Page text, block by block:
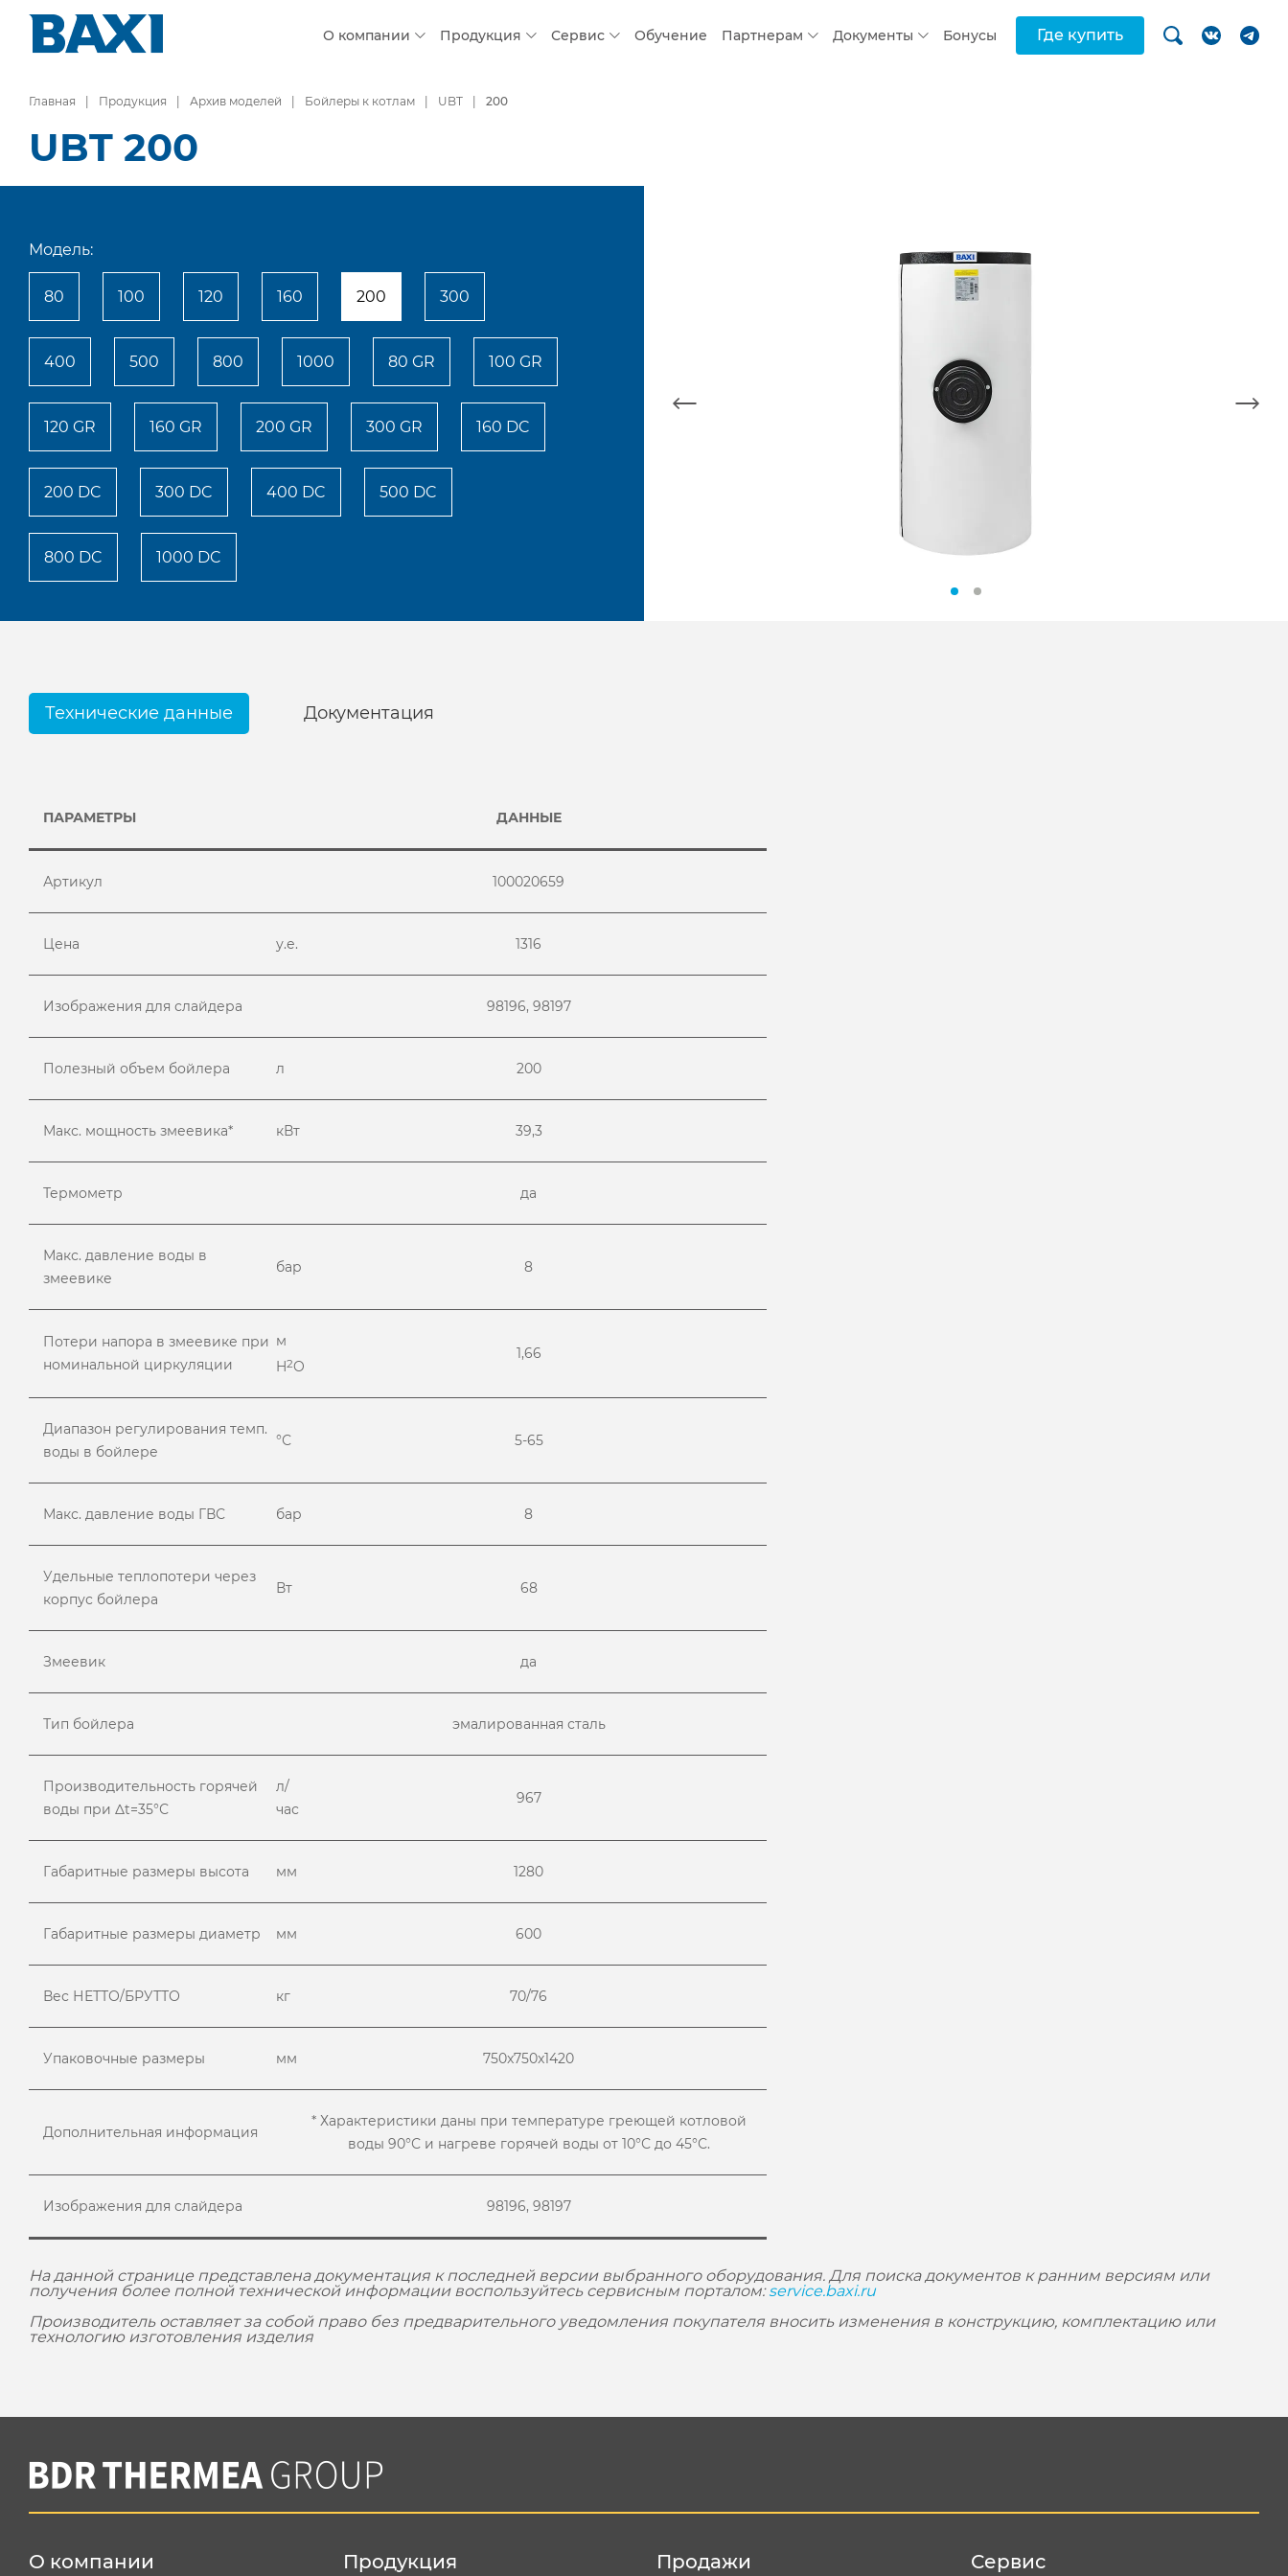
О компании Продукция Сервис Обучение Партнерам Документы Бонусы Где купить
Главная Продукция Архив моделей Бойлеры к котлам UBT 200
UBT 200
Модель:
80 100 120 160 200 300
400 500 800 1000 80 GR 100 GR
120 GR 160 GR 200 GR 300 GR 160 DC
200 DC 300 DC 400 DC 500 DC
800 DC 1000 DC
Технические данные Документация
ПАРАМЕТРЫ ДАННЫЕ
Артикул 100020659
Цена у.е. 1316
Изображения для слайдера 98196, 98197
Полезный объем бойлера л 200
Макс. мощность змеевика* кВт 39,3
Термометр да
Макс. давление воды в
змеевике
бар 8
Потери напора в змеевике при
номинальной циркуляции
м
H2O
1,66
Диапазон регулирования темп.
воды в бойлере
°С 5-65
Макс. давление воды ГВС бар 8
Удельные теплопотери через
корпус бойлера
Вт 68
Змеевик да
Тип бойлера эмалированная сталь
Производительность горячей
воды при Δt=35°С
л/
час
967
Габаритные размеры высота мм 1280
Габаритные размеры диаметр мм 600
Вес НЕТТО/БРУТТО кг 70/76
Упаковочные размеры мм 750x750x1420
Дополнительная информация
* Характеристики даны при температуре греющей котловой
воды 90°С и нагреве горячей воды от 10°С до 45°С.
Изображения для слайдера 98196, 98197
На данной странице представлена документация к последней версии выбранного оборудования. Для поиска документов к ранним версиям или
получения более полной технической информации воспользуйтесь сервисным порталом:service.baxi.ru
Производитель оставляет за собой право без предварительного уведомления покупателя вносить изменения в конструкцию, комплектацию или
технологию изготовления изделия
О компании Продукция Продажи Сервис